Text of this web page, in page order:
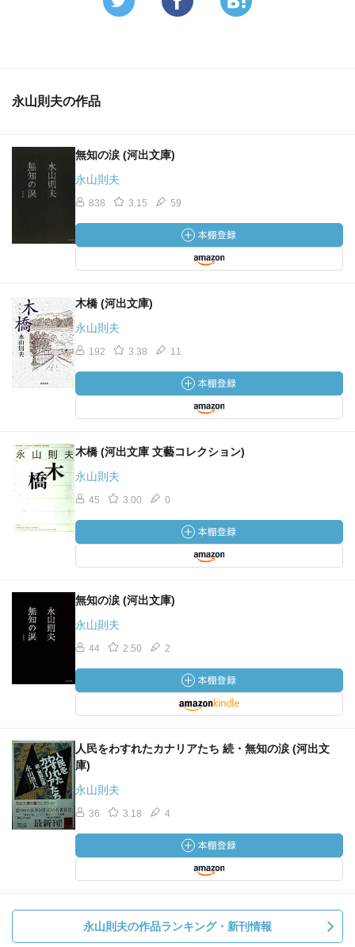
永山則夫の作品
無知の涙 (河出文庫)
永山則夫
838 3.15 59
木橋 (河出文庫)
永山則夫
192 3.38 11
木橋 (河出文庫 文藝コレクション)
永山則夫
45 3.00 0
無知の涙 (河出文庫)
永山則夫
44 2.50 2
人民をわすれたカナリアたち 続・無知の涙 (河出文
庫)
永山則夫
36 3.18 4
永山則夫の作品ランキング・新刊情報